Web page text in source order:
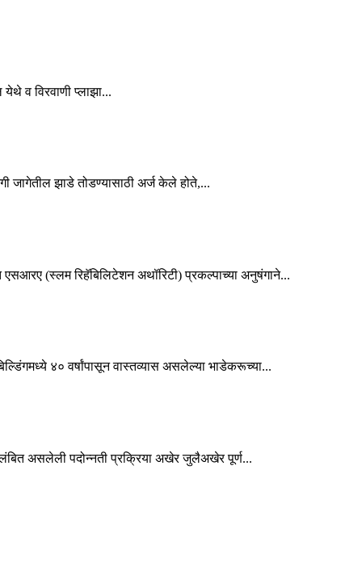
व विरवाणी प्लाझा...
जागेतील झाडे तोडण्यासाठी अर्ज केले होते,...
एसआरए (स्लम रिहॅबिलिटेशन अथॉरिटी) प्रकल्पाच्या अनुषंगाने...
४० वर्षांपासून वास्तव्यास असलेल्या भाडेकरूच्या...
असलेली पदोन्नती प्रक्रिया अखेर जुलैअखेर पूर्ण...